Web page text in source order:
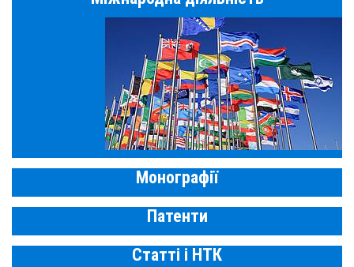
Монографії
Патенти
Статті і НТК